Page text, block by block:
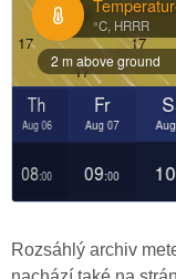
Rozsáhlý archiv